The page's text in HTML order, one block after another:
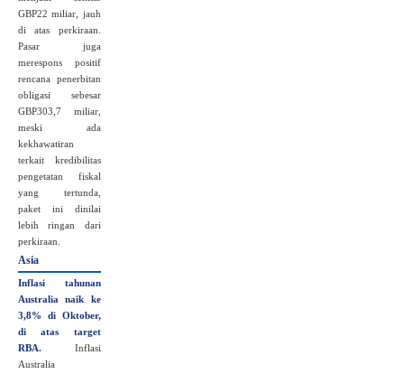
GBP22 miliar, jauh
di atas perkiraan.
Pasar juga
merespons positif
rencana penerbitan
obligasi sebesar
GBP303,7 miliar,
meski ada
kekhawatiran
terkait kredibilitas
pengetatan fiskal
yang tertunda,
paket ini dinilai
lebih ringan dari
perkiraan.
Asia
Inflasi tahunan
Australia naik ke
3,8% di Oktober,
di atas target
RBA. Inflasi
Australia